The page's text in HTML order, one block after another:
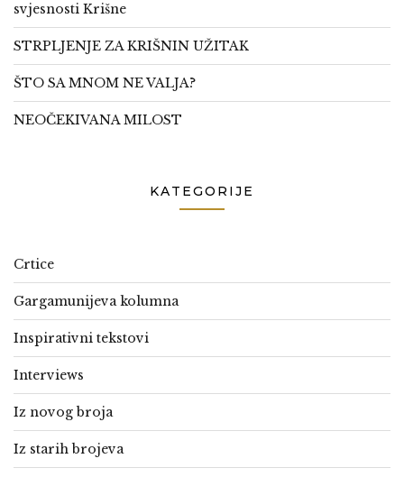
svjesnosti Krišne
STRPLJENJE ZA KRIŠNIN UŽITAK
ŠTO SA MNOM NE VALJA?
NEOČEKIVANA MILOST
KATEGORIJE
Crtice
Gargamunijeva kolumna
Inspirativni tekstovi
Interviews
Iz novog broja
Iz starih brojeva